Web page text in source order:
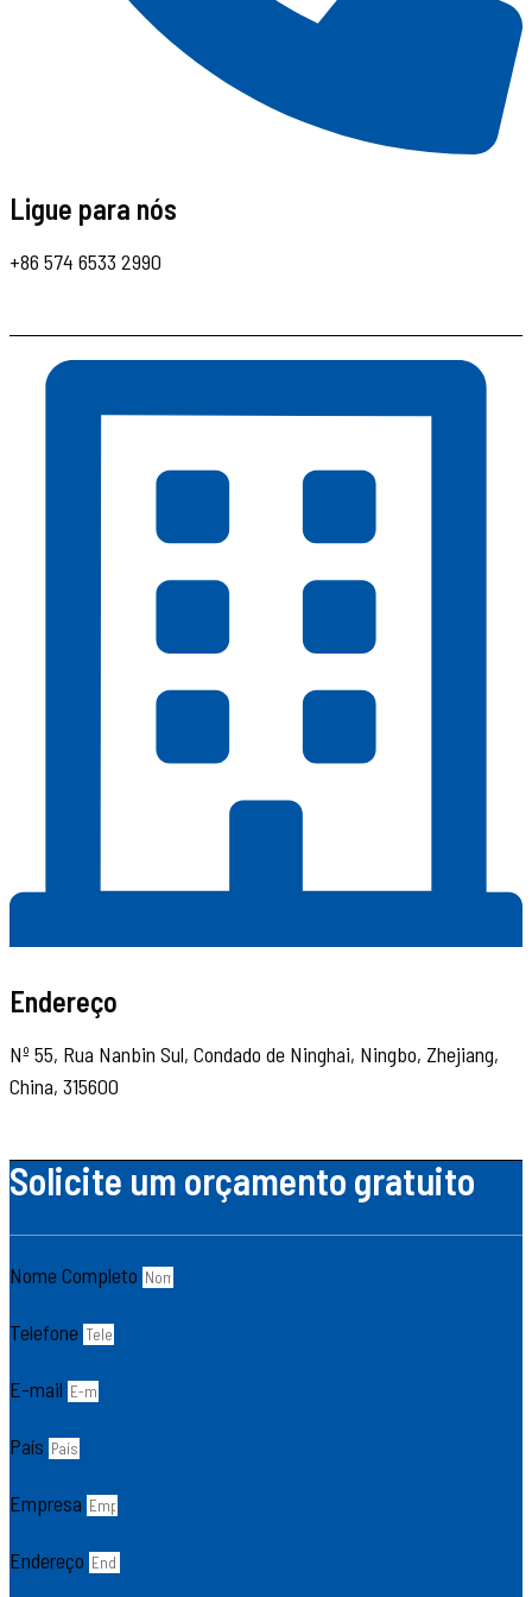
Ligue para nós
+86 574 6533 2990
Endereço
Nº 55, Rua Nanbin Sul, Condado de Ninghai, Ningbo, Zhejiang,
China, 315600
Solicite um orçamento gratuito
Nome Completo
Telefone
E-mail
País
Empresa
Endereço